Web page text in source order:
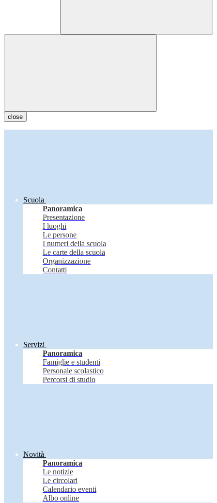
close
Scuola
Panoramica
Presentazione
I luoghi
Le persone
I numeri della scuola
Le carte della scuola
Organizzazione
Contatti
Servizi
Panoramica
Famiglie e studenti
Personale scolastico
Percorsi di studio
Novità
Panoramica
Le notizie
Le circolari
Calendario eventi
Albo online